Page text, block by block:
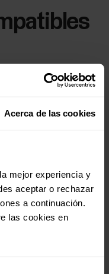
Acerca de las cookies
mejor experiencia y
aceptar o rechazar
a continuación.
las cookies en